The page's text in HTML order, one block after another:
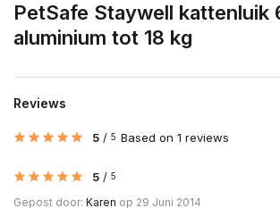
PetSafe Staywell kattenluik
aluminium tot 18 kg
Reviews
5 / 5 Based on 1 reviews
5 / 5
Gepost door: Karen op 29 Juni 2014